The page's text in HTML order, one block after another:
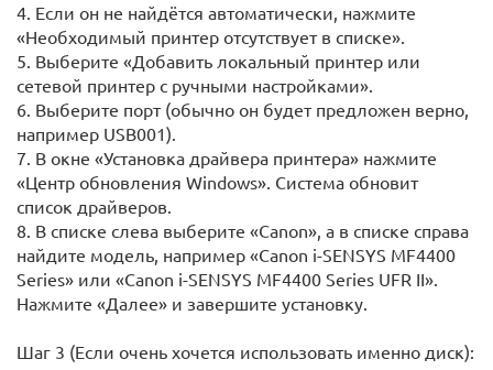
4. Если он не найдётся автоматически, нажмите
«Необходимый принтер отсутствует в списке».
5. Выберите «Добавить локальный принтер или
сетевой принтер с ручными настройками».
6. Выберите порт (обычно он будет предложен верно,
например USB001).
7. В окне «Установка драйвера принтера» нажмите
«Центр обновления Windows». Система обновит
список драйверов.
8. В списке слева выберите «Canon», а в списке справа
найдите модель, например «Canon i-SENSYS MF4400
Series» или «Canon i-SENSYS MF4400 Series UFR II».
Нажмите «Далее» и завершите установку.
Шаг 3 (Если очень хочется использовать именно диск):